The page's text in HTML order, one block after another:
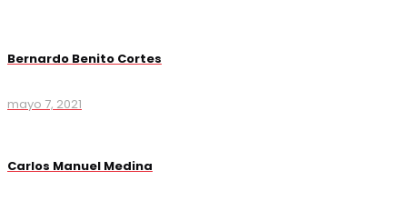
Bernardo Benito Cortes
mayo 7, 2021
Carlos Manuel Medina